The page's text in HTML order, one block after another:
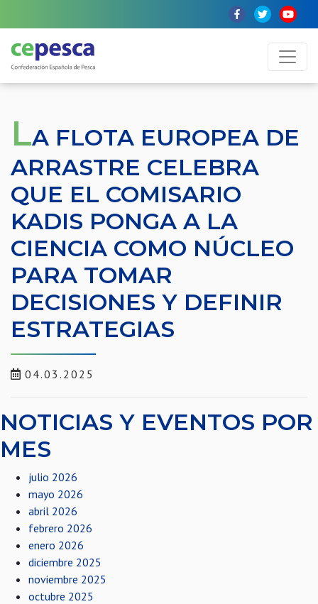
LA FLOTA EUROPEA DE
ARRASTRE CELEBRA
QUE EL COMISARIO
KADIS PONGA A LA
CIENCIA COMO NÚCLEO
PARA TOMAR
DECISIONES Y DEFINIR
ESTRATEGIAS
04.03.2025
NOTICIAS Y EVENTOS POR
MES
julio 2026
mayo 2026
abril 2026
febrero 2026
enero 2026
diciembre 2025
noviembre 2025
octubre 2025